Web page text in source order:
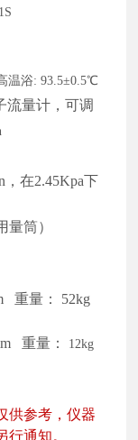
温浴: 93.5±0.5℃
流量计，可调
，在2.45Kpa下
量筒）
重量： 52kg
重量 ：
12kg
供参考，仪器
通知。